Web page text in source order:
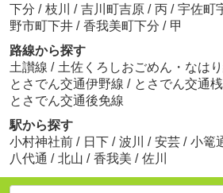
下分 / 枝川 / 吉川町吉原 / 丙 / 宇佐町
野市町下井 / 香我美町下分 / 甲
路線から探す
土讃線 / 土佐くろしおごめん・なは
とさでん交通伊野線 / とさでん交通
とさでん交通後免線
駅から探す
小村神社前 / 日下 / 波川 / 安芸 / 小篭
八代通 / 北山 / 香我美 / 佐川